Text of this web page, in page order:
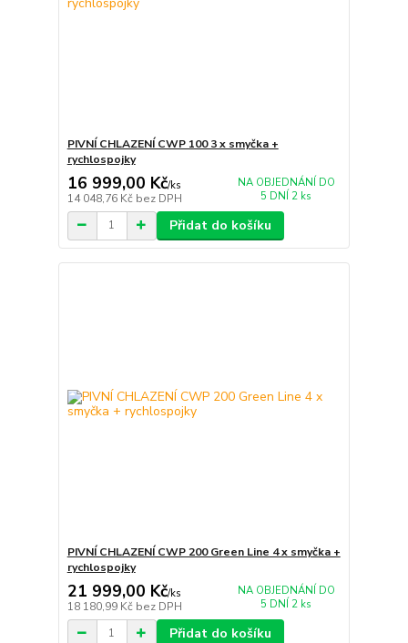
PIVNÍ CHLAZENÍ CWP 100 3 x smyčka +
rychlospojky
16 999,00 Kč/ks
14 048,76 Kč bez DPH
NA OBJEDNÁNÍ DO
5 DNÍ 2 ks
Přidat do košíku
PIVNÍ CHLAZENÍ CWP 200 Green Line 4 x smyčka +
rychlospojky
21 999,00 Kč/ks
18 180,99 Kč bez DPH
NA OBJEDNÁNÍ DO
5 DNÍ 2 ks
Přidat do košíku